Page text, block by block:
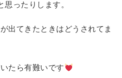
ったりします。
出てきたときはどうされてま
たら有難いです